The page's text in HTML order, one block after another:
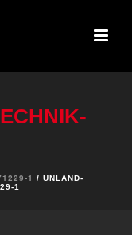
1
/ UNLAND-
1